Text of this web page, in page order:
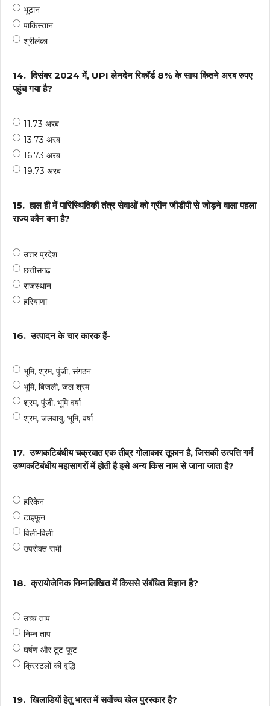
भूटान
पाकिस्तान
श्रीलंका
14. दिसंबर 2024 में, UPI लेनदेन रिकॉर्ड 8% के साथ कितने अरब रुपए
पहुंच गया है?
11.73 अरब
13.73 अरब
16.73 अरब
19.73 अरब
15. हाल ही में पारिस्थितिकी तंत्र सेवाओं को ग्रीन जीडीपी से जोड़ने वाला पहला
राज्य कौन बना है?
उत्तर प्रदेश
छत्तीसगढ़
राजस्थान
हरियाणा
16. उत्पादन के चार कारक हैं-
भूमि, श्रम, पूंजी, संगठन
भूमि, बिजली, जल श्रम
श्रम, पूंजी, भूमि वर्षा
श्रम, जलवायु, भूमि, वर्षा
17. उष्णकटिबंधीय चक्रवात एक तीव्र गोलाकार तूफान है, जिसकी उत्पत्ति गर्म
उष्णकटिबंधीय महासागरों में होती है इसे अन्य किस नाम से जाना जाता है?
हरिकेन
टाइफून
विली-विली
उपरोक्त सभी
18. क्रायोजेनिक निम्नलिखित में किससे संबंधित विज्ञान है?
उच्च ताप
निम्न ताप
घर्षण और टूट-फूट
क्रिस्टलों की वृद्धि
19. खिलाडियों हेतु भारत में सर्वोच्च खेल पुरस्कार है?